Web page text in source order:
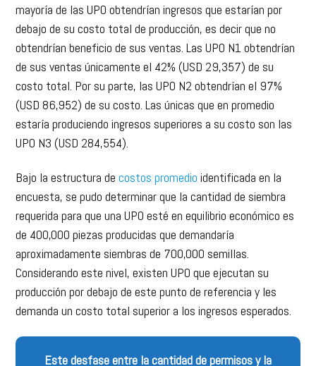
mayoría de las UPO obtendrían ingresos que estarían por
debajo de su costo total de producción, es decir que no
obtendrían beneficio de sus ventas. Las UPO N1 obtendrían
de sus ventas únicamente el 42% (USD 29,357) de su
costo total. Por su parte, las UPO N2 obtendrían el 97%
(USD 86,952) de su costo. Las únicas que en promedio
estaría produciendo ingresos superiores a su costo son las
UPO N3 (USD 284,554).
Bajo la estructura decostos promedio identificada en la
encuesta, se pudo determinar que la cantidad de siembra
requerida para que una UPO esté en equilibrio económico es
de 400,000 piezas producidas que demandaría
aproximadamente siembras de 700,000 semillas.
Considerando este nivel, existen UPO que ejecutan su
producción por debajo de este punto de referencia y les
demanda un costo total superior a los ingresos esperados.
Este desfase entre la cantidad de permisos y la